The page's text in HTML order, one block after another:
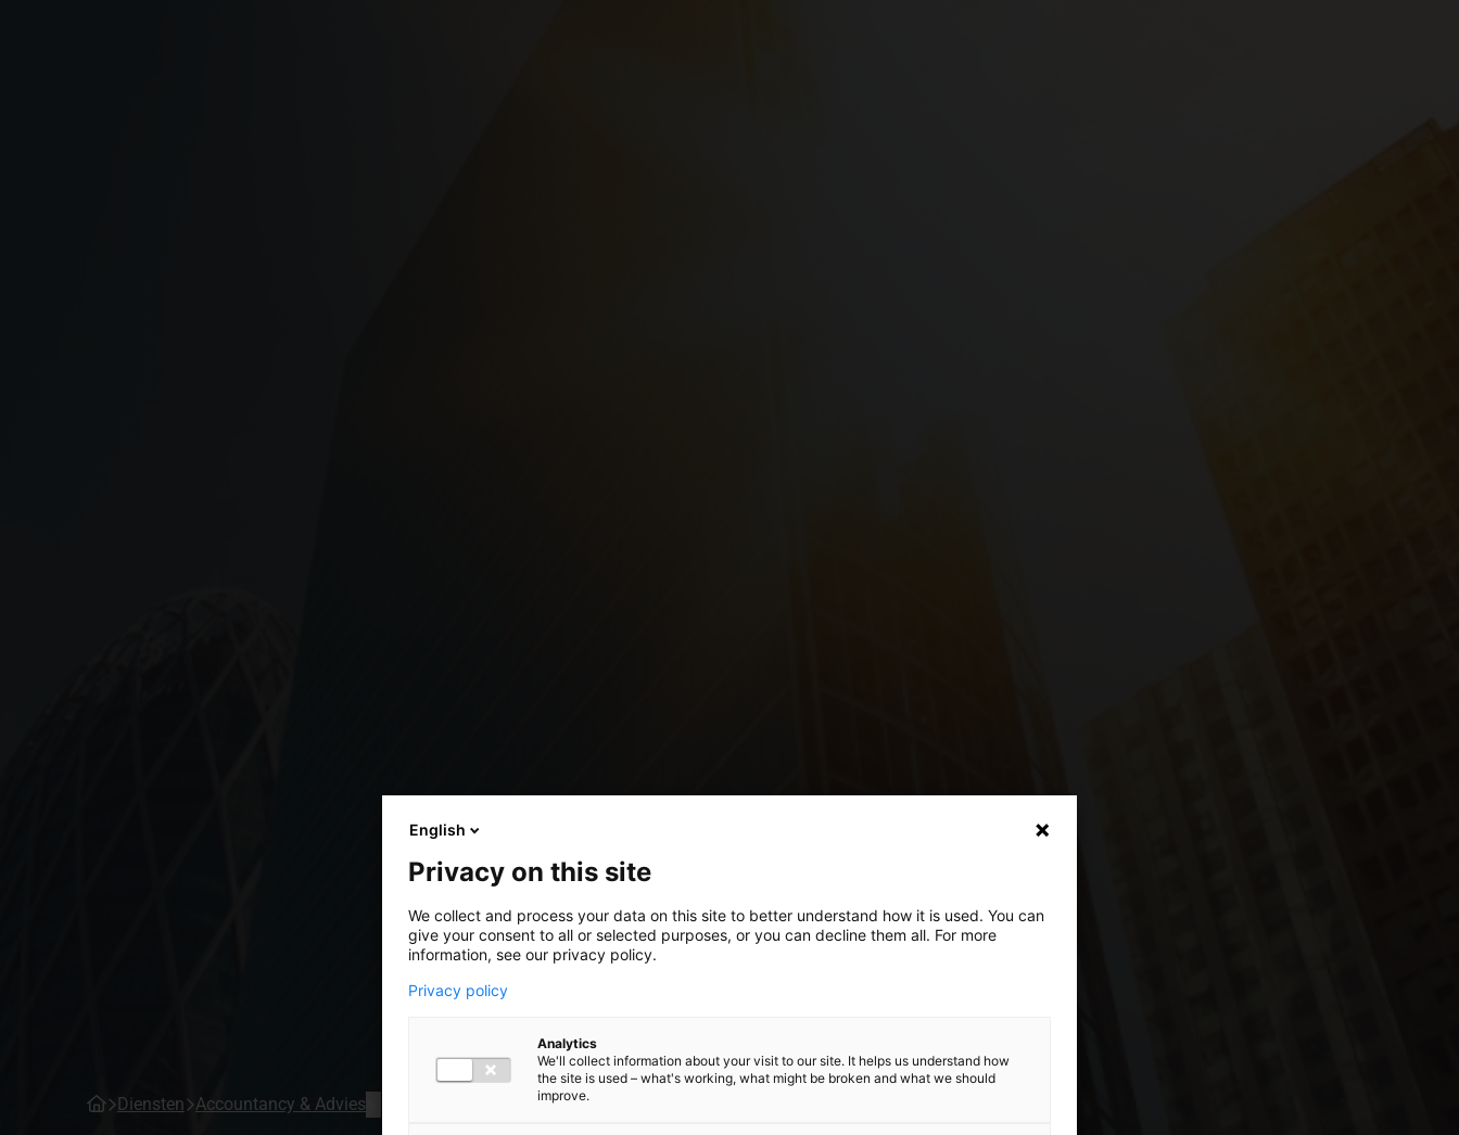
Diensten Accountancy & Advies
English
Privacy on this site
We collect and process your data on this site to better understand how it is used. You can
give your consent to all or selected purposes, or you can decline them all. For more
information, see our privacy policy.
Privacy policy
Analytics
We'll collect information about your visit to our site. It helps us understand how
the site is used – what's working, what might be broken and what we should
improve.